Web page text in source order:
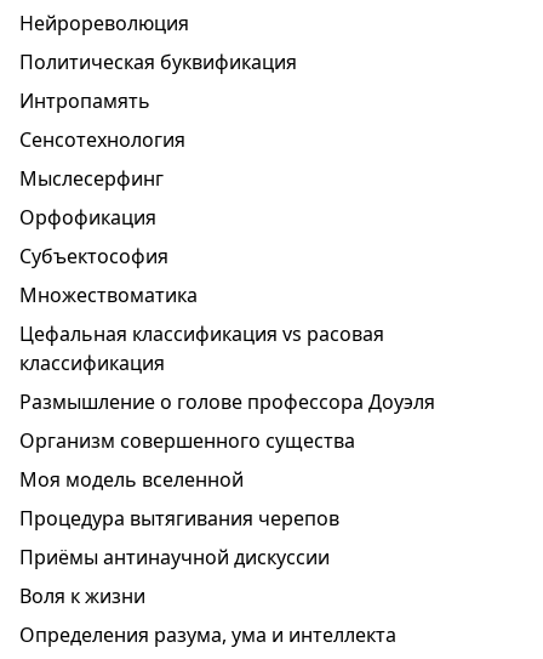
Нейрореволюция
Политическая буквификация
Интропамять
Сенсотехнология
Мыслесерфинг
Орфофикация
Субъектософия
Множествоматика
Цефальная классификация vs расовая
классификация
Размышление о голове профессора Доуэля
Организм совершенного существа
Моя модель вселенной
Процедура вытягивания черепов
Приёмы антинаучной дискуссии
Воля к жизни
Определения разума, ума и интеллекта